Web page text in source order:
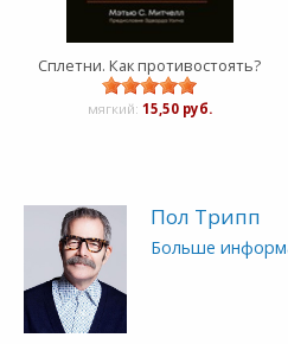
Сплетни. Как противостоять?
мягкий: 15,50 руб.
Пол Трипп
Больше